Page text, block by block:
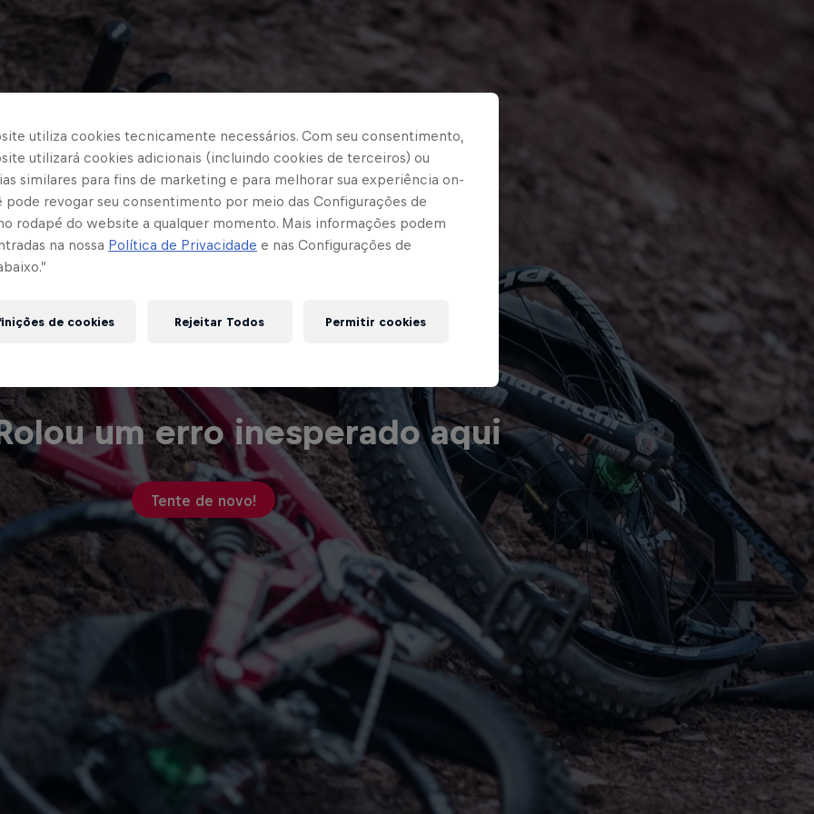
um erro inesperado aqui
Tente de novo!
utiliza cookies tecnicamente necessários. Com seu consentimento,
utilizará cookies adicionais (incluindo cookies de terceiros) ou
similares para fins de marketing e para melhorar sua experiência on-
pode revogar seu consentimento por meio das Configurações de
rodapé do website a qualquer momento. Mais informações podem
na nossa Política de Privacidade e nas Configurações de
de cookies Rejeitar Todos Permitir cookies